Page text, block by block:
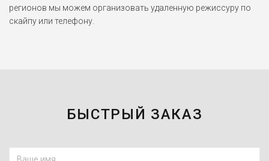
регионов мы можем организовать удаленную режиссуру по
скайпу или телефону.
БЫСТРЫЙ ЗАКАЗ